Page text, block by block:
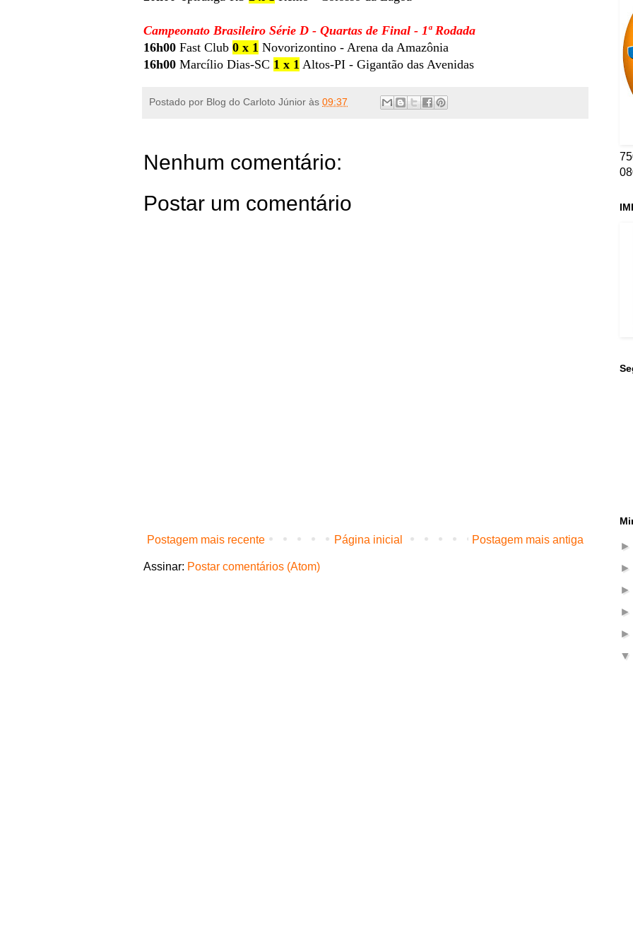
Campeonato Brasileiro Série D - Quartas de Final - 1ª Rodada
16h00 Fast Club 0 x 1 Novorizontino - Arena da Amazônia
16h00 Marcílio Dias-SC 1 x 1 Altos-PI - Gigantão das Avenidas
Postado por Blog do Carloto Júnior às 09:37
Nenhum comentário:
Postar um comentário
Postagem mais recente Postagem mais antiga
Página inicial
Assinar: Postar comentários (Atom)